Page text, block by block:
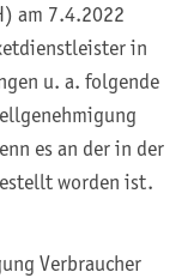
am 7.4.2022
in
u. a. folgende
es an der in der
worden ist.
Verbraucher